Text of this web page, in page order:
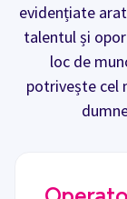
evidențiate
talentul și
loc de
potrivește cel